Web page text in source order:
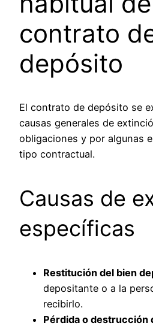
contrato
depósito
El contrato de depósito se
causas generales de
obligaciones y por algunas
tipo contractual.
Causas de
específicas
Restitución del bien
depositante o a la
recibirlo.
Pérdida o destrucción